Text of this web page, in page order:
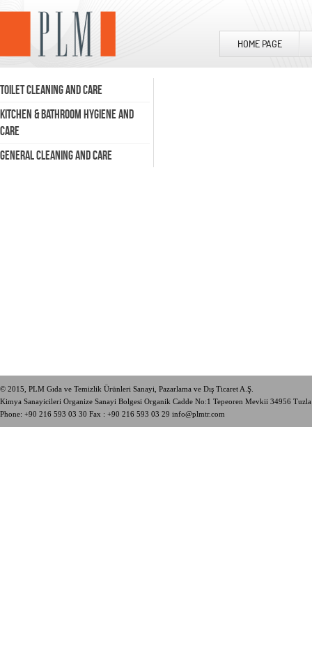
HOME PAGE
TOILET CLEANING AND CARE
KITCHEN & BATHROOM HYGIENE AND
CARE
GENERAL CLEANING AND CARE
© 2015, PLM Gıda ve Temizlik Ürünleri Sanayi, Pazarlama ve Dış Ticaret A.Ş.
Kimya Sanayicileri Organize Sanayi Bolgesi Organik Cadde No:1 Tepeoren Mevkii 34956
Phone: +90 216 593 03 30 Fax : +90 216 593 03 29 info@plmtr.com